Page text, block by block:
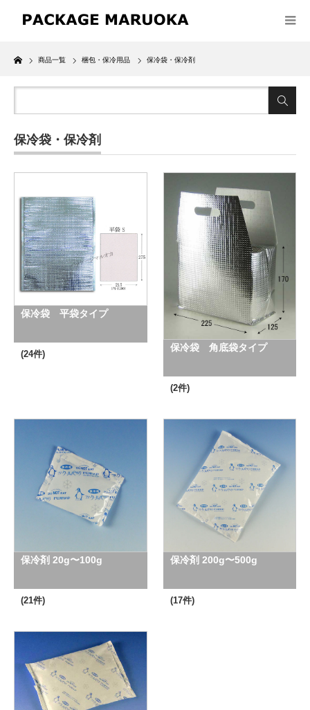
Home
商品一覧 梱包・保冷用品 保冷袋・保冷剤
保冷袋・保冷剤
保冷袋 平袋タイプ
(24件)
保冷袋 角底袋タイプ
(2件)
保冷剤 20g〜100g
(21件)
保冷剤 200g〜500g
(17件)